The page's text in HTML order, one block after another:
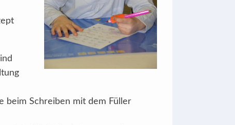
beim Schreiben mit dem Füller